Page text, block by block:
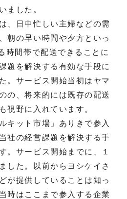
ました。
、日中忙しい主婦などの需
朝の早い時間や夕方といっ
時間帯で配送できることに
題を解決する有効な手段に
。サービス開始当初はヤマ
の、将来的には既存の配送
視野に入れています。
キット市場」ありきで参入
社の経営課題を解決する手
。サービス開始までに、１
した。以前からヨシケイさ
が提供していることは知っ
時はここまで参入する企業